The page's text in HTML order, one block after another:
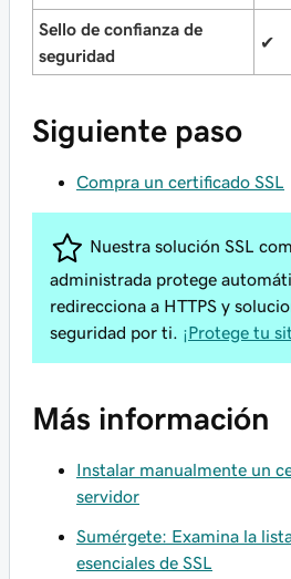
Sello de confianza de
seguridad
✔
Siguiente paso
Compra un certificado SSL
Nuestra solución SSL
administrada protege
redirecciona a HTTPS y
seguridad por ti. ¡Protege tu
Más información
Instalar manualmente un
servidor
Sumérgete: Examina la
esenciales de SSL